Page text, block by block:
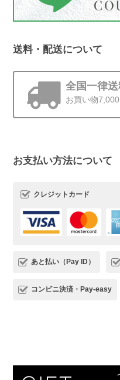
ストーン
他にはあまりない、石ころモ
この度
ただけ
いただ
ります
ルバーでどんなファションに
送料・配送について
全国一律
お買い物
お支払い方法について
クレジットカード
あと払い（Pay ID）
コンビニ決済・Pay-easy